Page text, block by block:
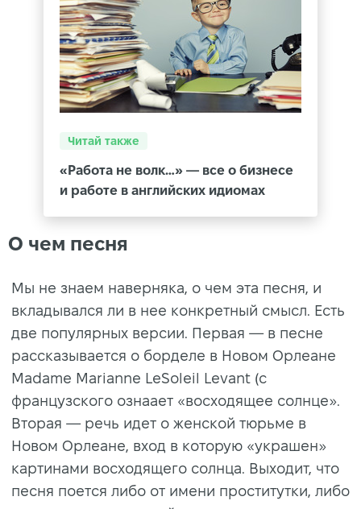
Читай также
«Работа не волк…» — все о бизнесе
и работе в английских идиомах
О чем песня
Мы не знаем наверняка, о чем эта песня, и
вкладывался ли в нее конкретный смысл. Есть
две популярных версии. Первая — в песне
рассказывается о борделе в Новом Орлеане
Madame Marianne LeSoleil Levant (с
французского ознаает «восходящее солнце».
Вторая — речь идет о женской тюрьме в
Новом Орлеане, вход в которую «украшен»
картинами восходящего солнца. Выходит, что
песня поется либо от имени проститутки, либо